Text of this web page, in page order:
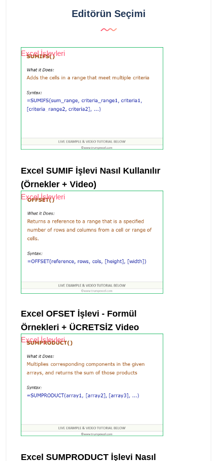
Editörün Seçimi
Excel İşlevleri
Excel SUMIF İşlevi Nasıl Kullanılır
(Örnekler + Video)
Excel İşlevleri
Excel OFSET İşlevi - Formül
Örnekleri + ÜCRETSİZ Video
Excel İşlevleri
Excel SUMPRODUCT İşlevi Nasıl